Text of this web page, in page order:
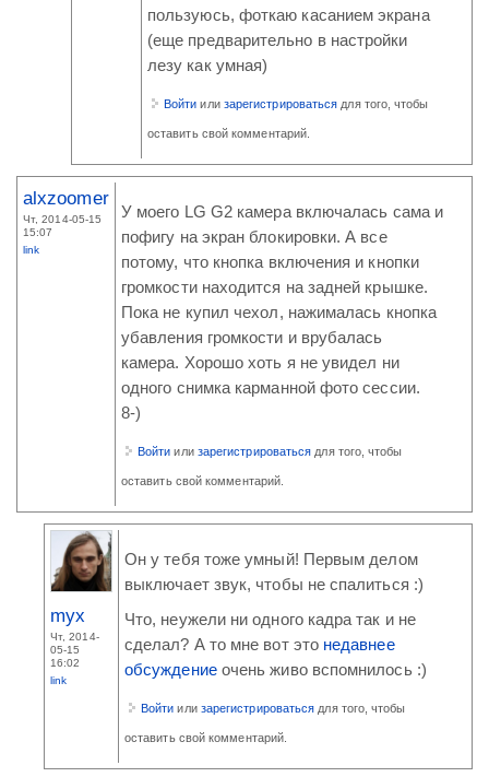
пользуюсь, фоткаю касанием экрана
(еще предварительно в настройки
лезу как умная)
Войти или зарегистрироваться для того, чтобы
оставить свой комментарий.
alxzoomer
Чт, 2014-05-15
15:07
link
У моего LG G2 камера включалась сама и
пофигу на экран блокировки. А все
потому, что кнопка включения и кнопки
громкости находится на задней крышке.
Пока не купил чехол, нажималась кнопка
убавления громкости и врубалась
камера. Хорошо хоть я не увидел ни
одного снимка карманной фото сессии.
8-)
Войти или зарегистрироваться для того, чтобы
оставить свой комментарий.
myx
Чт, 2014-
05-15
16:02
link
Он у тебя тоже умный! Первым делом
выключает звук, чтобы не спалиться :)
Что, неужели ни одного кадра так и не
сделал? А то мне вот это недавнее
обсуждениеочень живо вспомнилось :)
Войти или зарегистрироваться для того, чтобы
оставить свой комментарий.